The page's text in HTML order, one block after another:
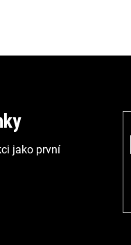
jako první